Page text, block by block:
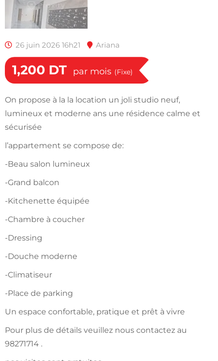
26 juin 2026 16h21 Ariana
1,200 DT par mois (Fixe)
On propose à la la location un joli studio neuf,
lumineux et moderne ans une résidence calme et
sécurisée
l’appartement se compose de:
-Beau salon lumineux
-Grand balcon
-Kitchenette équipée
-Chambre à coucher
-Dressing
-Douche moderne
-Climatiseur
-Place de parking
Un espace confortable, pratique et prêt à vivre
Pour plus de détails veuillez nous contactez au
98271714 .